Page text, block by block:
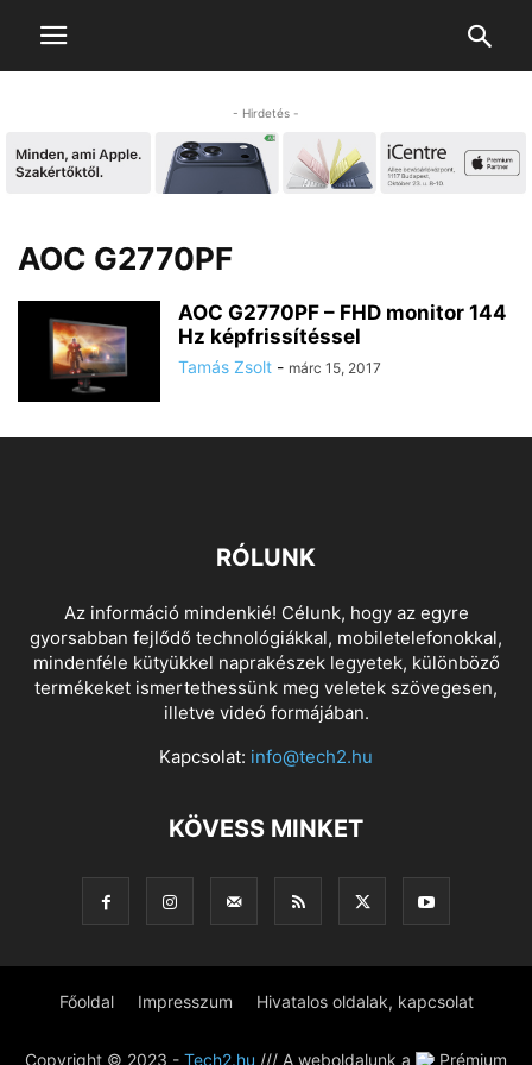
- Hirdetés -
AOC G2770PF
AOC G2770PF – FHD monitor 144
Hz képfrissítéssel
Tamás Zsolt - márc 15, 2017
RÓLUNK
Az információ mindenkié! Célunk, hogy az egyre
gyorsabban fejlődő technológiákkal, mobiletelefonokkal,
mindenféle kütyükkel naprakészek legyetek, különböző
termékeket ismertethessünk meg veletek szövegesen,
illetve videó formájában.
Kapcsolat: info@tech2.hu
KÖVESS MINKET
Főoldal Impresszum Hivatalos oldalak, kapcsolat
Copyright © 2023 - Tech2.hu /// A weboldalunk a Prémium